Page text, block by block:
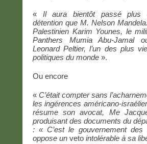
« Il aura bientôt passé plus
détention que M. Nelson
Palestinien Karim Younes, le
Panthers Mumia Abu-Jamal
Leonard Peltier, l’un des plus
politiques du monde ».
Ou encore
« C’était compter sans
les ingérences américano-
résume son avocat, Me
produisant des documents du
: « C’est le gouvernement des
oppose un veto intolérable à sa